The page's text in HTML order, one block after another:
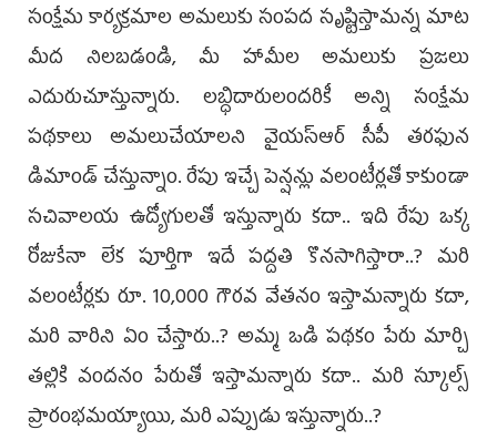
సంక్షేమ కార్యక్రమాల అమలుకు సంపద సృష్టిస్తామన్న మాట
మీద నిలబడండి, మీ హామీల అమలుకు ప్రజలు
ఎదురుచూస్తున్నారు. లబ్ధిదారులందరికీ అన్ని సంక్షేమ
పథకాలు అమలుచేయాలని వైయ‌స్ఆర్ సీపీ త‌ర‌ఫున
డిమాండ్ చేస్తున్నాం. రేపు ఇచ్చే పెన్షన్లు వలంటీర్లతో కాకుండా
సచివాలయ ఉద్యోగులతో ఇస్తున్నారు కదా.. ఇది రేపు ఒక్క
రోజుకేనా లేక పూర్తిగా ఇదే పద్దతి కొనసాగిస్తారా..? మరి
వలంటీర్లకు రూ. 10,000 గౌరవ వేతనం ఇస్తామన్నారు కదా,
మరి వారిని ఏం చేస్తారు..? అమ్మ ఒడి ప‌థ‌కం పేరు మార్చి
తల్లికి వందనం పేరుతో ఇస్తామన్నారు కదా.. మరి స్కూల్స్‌
ప్రారంభమయ్యాయి, మరి ఎప్పుడు ఇస్తున్నారు..?